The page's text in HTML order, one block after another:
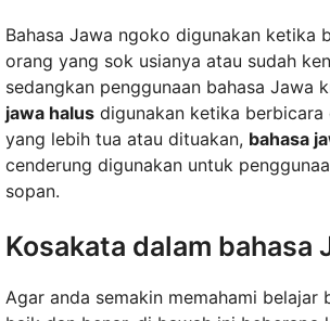
Bahasa Jawa ngoko digunakan ketika
orang yang sok usianya atau sudah
sedangkan penggunaan bahasa Jawa
jawa halus digunakan ketika berbicara
yang lebih tua atau dituakan, bahasa
cenderung digunakan untuk
sopan.
Kosakata dalam bahasa
Agar anda semakin memahami belajar